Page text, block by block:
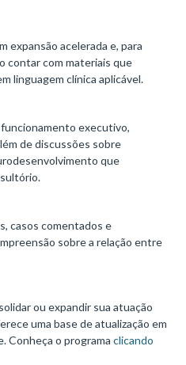
expansão acelerada e, para
contar com materiais que
linguagem clínica aplicável.
executivo,
de discussões sobre
que
casos comentados e
sobre a relação entre
ou expandir sua atuação
uma base de atualização em
Conheça o programa clicando